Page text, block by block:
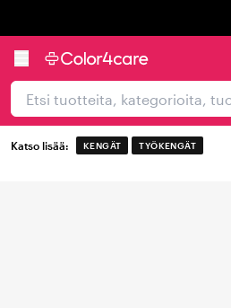
Katso lisää: KENGÄT TYÖKENGÄT